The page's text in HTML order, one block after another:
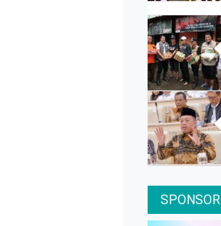
SPONSOR